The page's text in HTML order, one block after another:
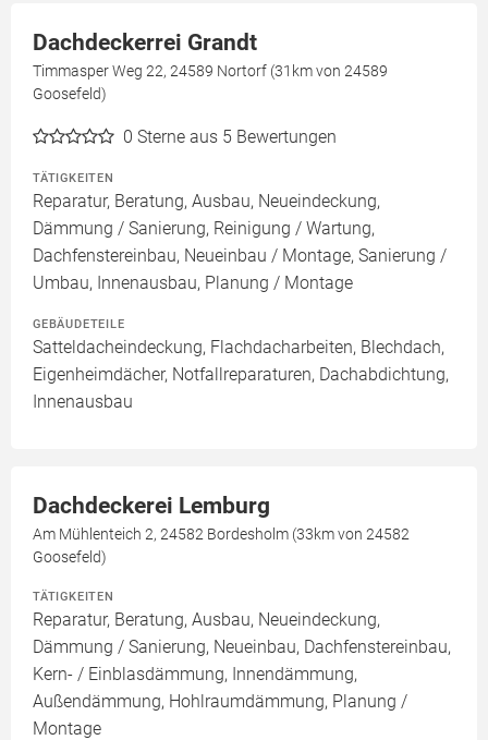
Dachdeckerrei Grandt
Timmasper Weg 22, 24589 Nortorf (31km von 24589
Goosefeld)
0 Sterne aus 5 Bewertungen
TÄTIGKEITEN
Reparatur, Beratung, Ausbau, Neueindeckung,
Dämmung / Sanierung, Reinigung / Wartung,
Dachfenstereinbau, Neueinbau / Montage, Sanierung /
Umbau, Innenausbau, Planung / Montage
GEBÄUDETEILE
Satteldacheindeckung, Flachdacharbeiten, Blechdach,
Eigenheimdächer, Notfallreparaturen, Dachabdichtung,
Innenausbau
Dachdeckerei Lemburg
Am Mühlenteich 2, 24582 Bordesholm (33km von 24582
Goosefeld)
TÄTIGKEITEN
Reparatur, Beratung, Ausbau, Neueindeckung,
Dämmung / Sanierung, Neueinbau, Dachfenstereinbau,
Kern- / Einblasdämmung, Innendämmung,
Außendämmung, Hohlraumdämmung, Planung /
Montage